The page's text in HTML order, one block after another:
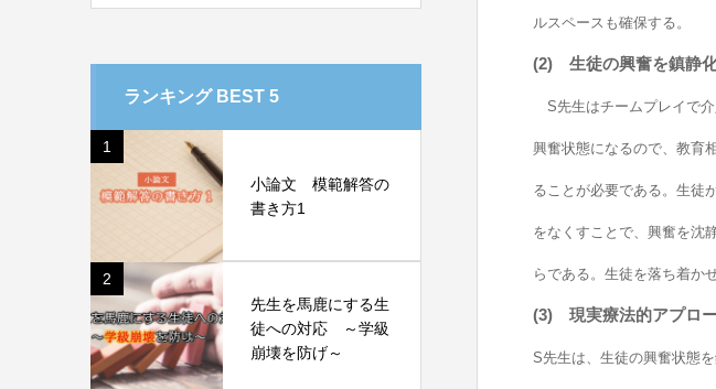
ルスペースも確保する。
(2) 生徒の興奮を鎮静
S先生はチームプレイで介
興奮状態になるので、教育
ることが必要である。生徒
をなくすことで、興奮を沈
らである。生徒を落ち着か
(3) 現実療法的アプロ
S先生は、生徒の興奮状態
ランキング BEST 5
1
小論文 模範解答の
書き方1
2
先生を馬鹿にする生
徒への対応 ～学級
崩壊を防げ～